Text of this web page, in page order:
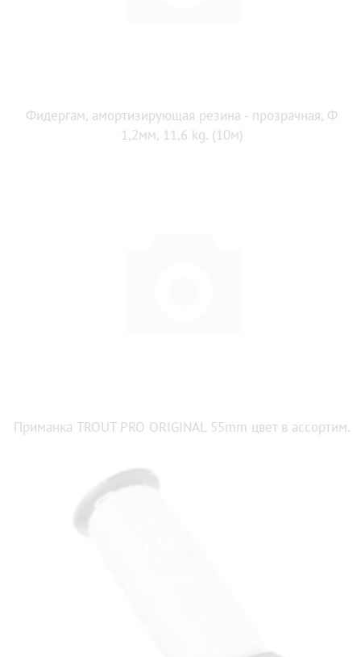
Фидергам, амортизирующая резина - прозрачная, Ф
1,2мм, 11,6 kg. (10м)
Приманка TROUT PRO ORIGINAL 55mm цвет в ассортим.